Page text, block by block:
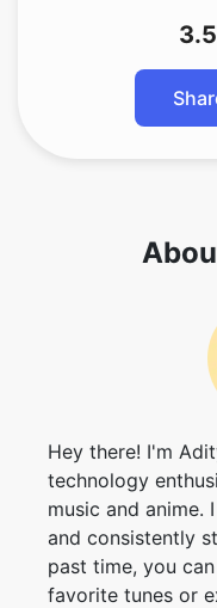
Hey there! I'm
technology
music and anime.
and consistently
past time, you
favorite tunes or